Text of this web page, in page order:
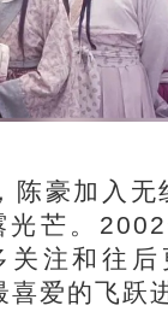
加入无线
光芒。
关注和往
喜爱的飞跃